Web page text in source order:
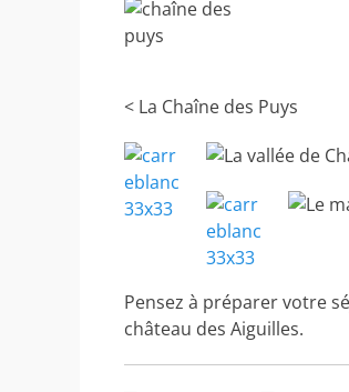
< La Chaîne des Puys
Pensez à préparer votre
château des Aiguilles.